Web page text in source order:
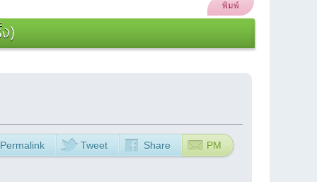
พิมพ์
)
Permalink Tweet Share PM